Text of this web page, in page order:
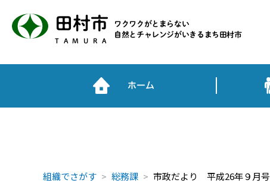
田村市
TAMURA
ワクワクがとまらない
自然とチャレンジがいきるまち田村市
ホーム
組織でさがす 総務課 市政だより 平成26年９月号